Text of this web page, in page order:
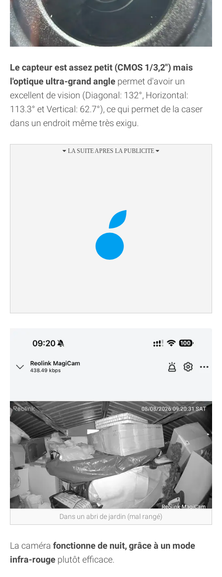
Le capteur est assez petit (CMOS 1/3,2") mais
l'optique ultra-grand angle permet d'avoir un
excellent de vision (Diagonal: 132°, Horizontal:
113.3° et Vertical: 62.7°), ce qui permet de la caser
dans un endroit même très exigu.
Dans un abri de jardin (mal rangé)
La caméra fonctionne de nuit, grâce à un mode
infra-rouge plutôt efficace.